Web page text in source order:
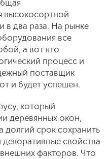
высокосортной
в два раза. На рынке
все
а вот кто
процесс и
поставщик
и будет успешен.
который
деревянных окон,
долгий срок сохранить
свойства
факторов. Что